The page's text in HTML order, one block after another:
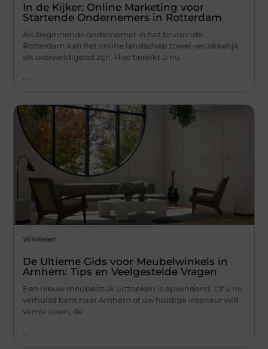
In de Kijker: Online Marketing voor
Startende Ondernemers in Rotterdam
Als beginnende ondernemer in het bruisende
Rotterdam kan het online landschap zowel verlokkelijk
als overweldigend zijn. Hoe bereikt u nu
Winkelen
De Ultieme Gids voor Meubelwinkels in
Arnhem: Tips en Veelgestelde Vragen
Een nieuw meubelstuk uitzoeken is opwindend. Of u nu
verhuisd bent naar Arnhem of uw huidige interieur wilt
vernieuwen, de